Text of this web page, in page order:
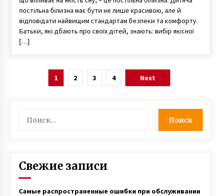
постільна білизна має бути не лише красивою, але й
відповідати найвищим стандартам безпеки та комфорту.
Батьки, які дбають про своїх дітей, знають: вибір якісної
[…]
Навигация
1 2 3 4 Next
Свежие записи
Самые распространенные ошибки при обслуживании